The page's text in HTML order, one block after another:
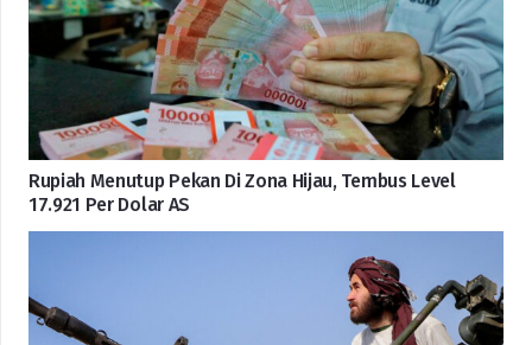
Rupiah Menutup Pekan Di Zona Hijau, Tembus Level
17.921 Per Dolar AS